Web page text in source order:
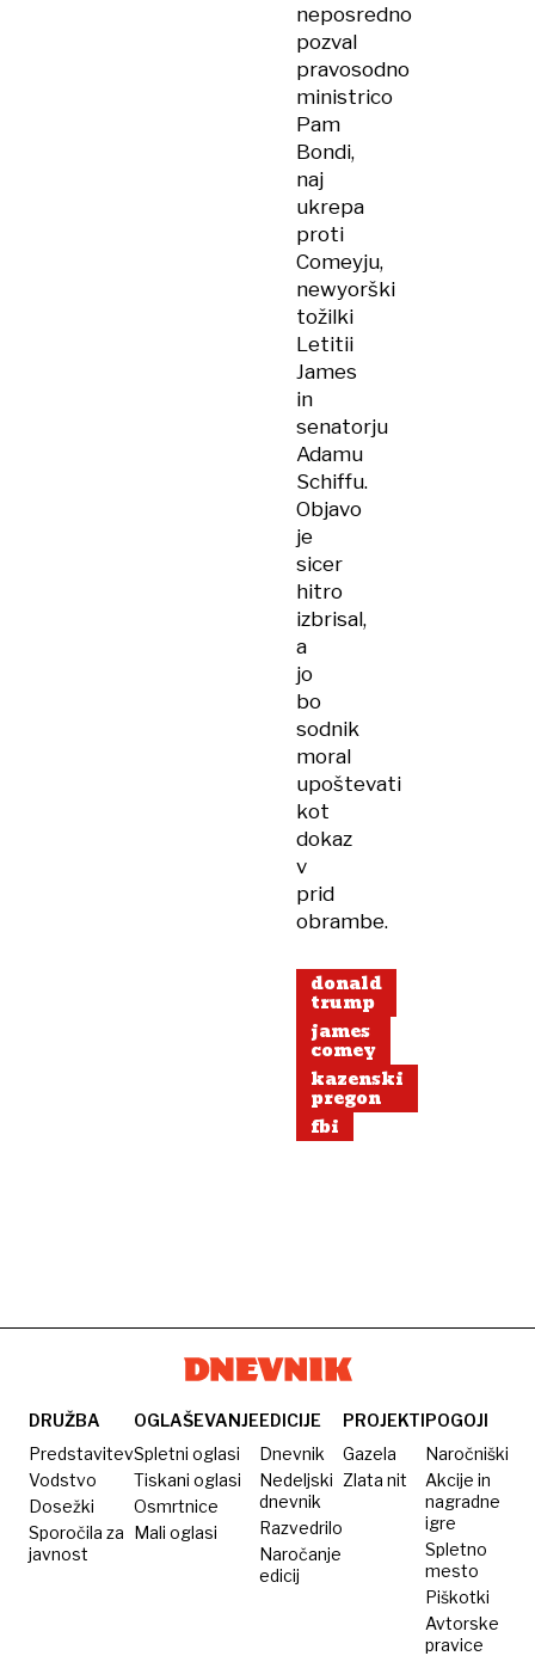
neposredno
pozval
pravosodno
ministrico
Pam
Bondi,
naj
ukrepa
proti
Comeyju,
newyorški
tožilki
Letitii
James
in
senatorju
Adamu
Schiffu.
Objavo
je
sicer
hitro
izbrisal,
a
jo
bo
sodnik
moral
upoštevati
kot
dokaz
v
prid
obrambe.
donald
trump
james
comey
kazenski
pregon
fbi
DRUŽBA
Predstavitev
Vodstvo
Dosežki
Sporočila za
javnost
OGLAŠEVANJE
Spletni oglasi
Tiskani oglasi
Osmrtnice
Mali oglasi
EDICIJE
Dnevnik
Nedeljski
dnevnik
Razvedrilo
Naročanje
edicij
PROJEKTI
Gazela
Zlata nit
POGOJI
Naročniški
Akcije in
nagradne
igre
Spletno
mesto
Piškotki
Avtorske
pravice